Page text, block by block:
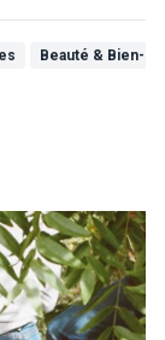
Beauté & Bien-